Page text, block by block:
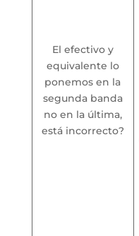
El efectivo y
equivalente lo
ponemos en la
segunda banda
no en la última,
está incorrecto?